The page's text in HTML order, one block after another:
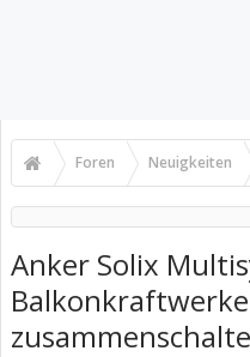
Foren Neuigkeiten
Anker Solix